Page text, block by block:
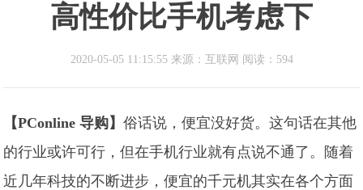
高性价比手机考虑下
2020-05-05 11:15:55 来源：互联网 阅读：594
【PConline 导购】俗话说，便宜没好货。这句话在其他
的行业或许可行，但在手机行业就有点说不通了。随着
近几年科技的不断进步，便宜的千元机其实在各个方面